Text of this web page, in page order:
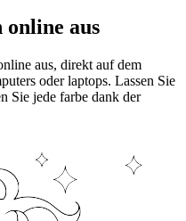
aus
aus, direkt auf dem
oder laptops. Lassen Sie
Sie jede farbe dank der